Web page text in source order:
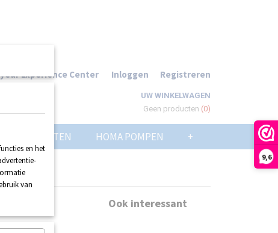
9,6
Experience Center Inloggen Registreren
UW WINKELWAGEN
Geen producten (0)
POMPPUTTEN HOMA POMPEN +
Ook interessant
en het
van